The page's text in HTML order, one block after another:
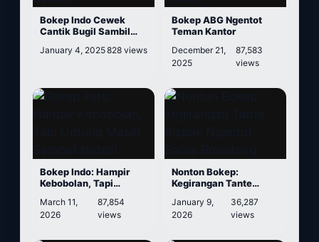
Bokep Indo Cewek
Cantik Bugil Sambil
January 4, 2025828 views
Bokep ABG Ngentot
Teman Kantor
December 21,
2025
87,583
views
Bokep Indo: Hampir
Kebobolan, Tapi
Netes!
March 11,
2026
87,854
views
Nonton Bokep:
Kegirangan Tante
Brondong
January 9,
2026
36,287
views